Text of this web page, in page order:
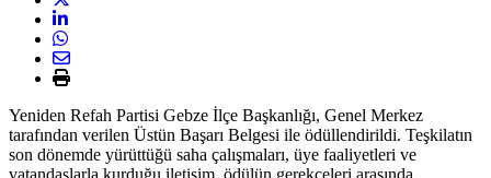
Yeniden Refah Partisi Gebze İlçe Başkanlığı, Genel Merkez
tarafından verilen Üstün Başarı Belgesi ile ödüllendirildi. Teşkilatın
son dönemde yürüttüğü saha çalışmaları, üye faaliyetleri ve
vatandaşlarla kurduğu iletişim, ödülün gerekçeleri arasında